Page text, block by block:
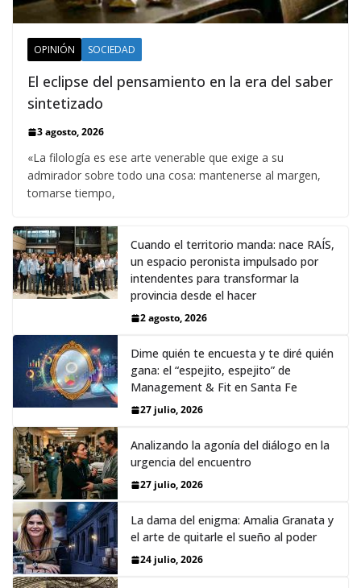
OPINIÓN SOCIEDAD
El eclipse del pensamiento en la era del saber
sintetizado
3 agosto, 2026
«La filología es ese arte venerable que exige a su
admirador sobre todo una cosa: mantenerse al margen,
tomarse tiempo,
Cuando el territorio manda: nace RAÍS,
un espacio peronista impulsado por
intendentes para transformar la
provincia desde el hacer
2 agosto, 2026
Dime quién te encuesta y te diré quién
gana: el “espejito, espejito” de
Management & Fit en Santa Fe
27 julio, 2026
Analizando la agonía del diálogo en la
urgencia del encuentro
27 julio, 2026
La dama del enigma: Amalia Granata y
el arte de quitarle el sueño al poder
24 julio, 2026